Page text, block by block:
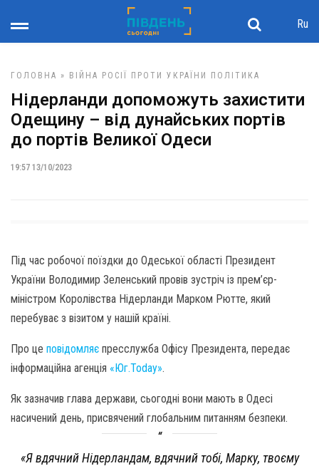
Ru
ГОЛОВНА » ВІЙНА РОСІЇ ПРОТИ УКРАЇНИ ПОЛІТИКА
Нідерланди допоможуть захистити
Одещину – від дунайських портів
до портів Великої Одеси
19:57 13/10/2023
Під час робочої поїздки до Одеської області Президент
України Володимир Зеленський провів зустріч із прем’єр-
міністром Королівства Нідерланди Марком Рютте, який
перебуває з візитом у нашій країні.
Про це повідомляє пресслужба Офісу Президента, передає
інформаційна агенція «Юг.Today».
Як зазначив глава держави, сьогодні вони мають в Одесі
насичений день, присвячений глобальним питанням безпеки.
«Я вдячний Нідерландам, вдячний тобі, Марку, твоєму